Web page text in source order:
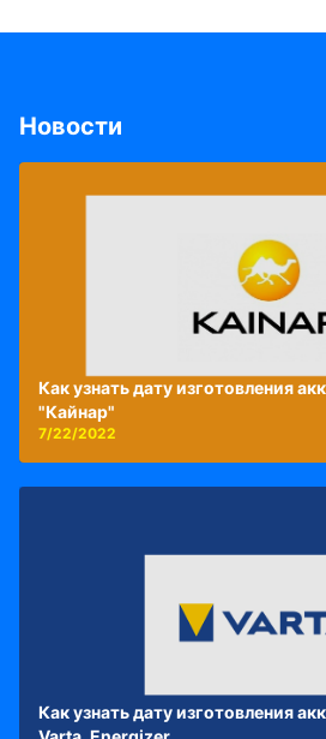
Новости
Как узнать дату изготовления
"Кайнар"
7/22/2022
Как узнать дату изготовления